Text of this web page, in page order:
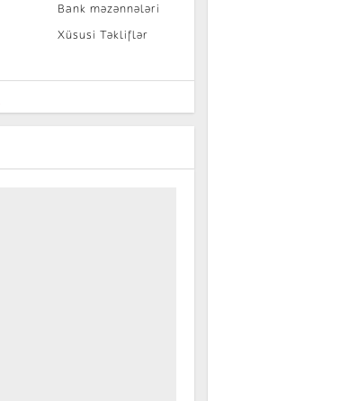
Bank məzənnələri
Xüsusi Təkliflər